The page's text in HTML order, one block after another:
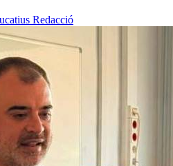
Redacció